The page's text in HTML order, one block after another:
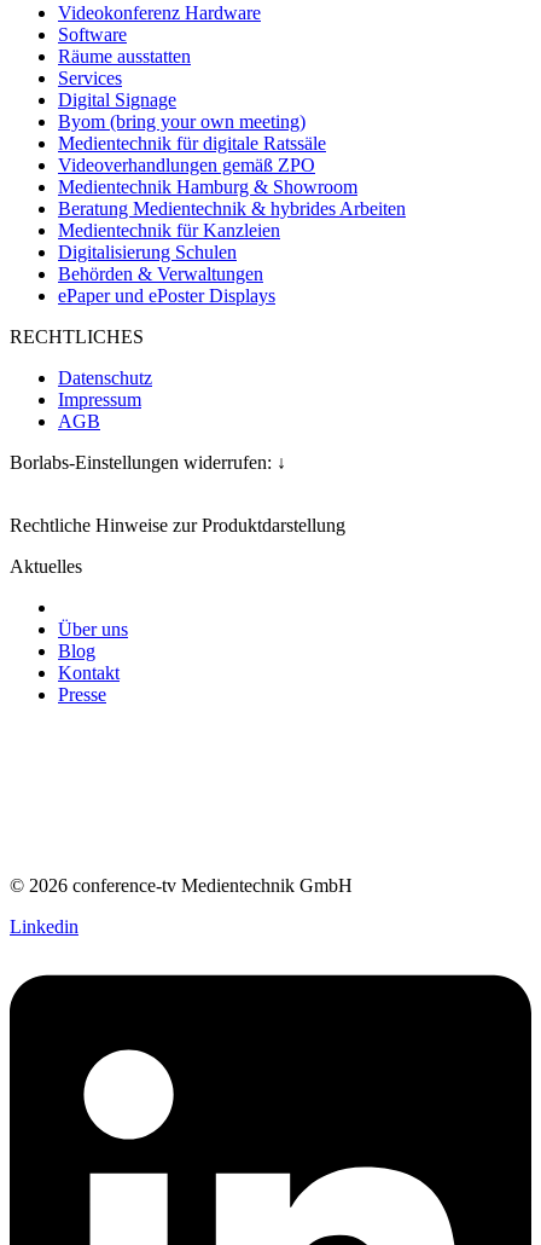
Videokonferenz Hardware
Software
Räume ausstatten
Services
Digital Signage
Byom (bring your own meeting)
Medientechnik für digitale Ratssäle
Videoverhandlungen gemäß ZPO
Medientechnik Hamburg & Showroom
Beratung Medientechnik & hybrides Arbeiten
Medientechnik für Kanzleien
Digitalisierung Schulen
Behörden & Verwaltungen
ePaper und ePoster Displays
RECHTLICHES
Datenschutz
Impressum
AGB
Borlabs-Einstellungen widerrufen: ↓
Rechtliche Hinweise zur Produktdarstellung
Aktuelles
Über uns
Blog
Kontakt
Presse
© 2026 conference-tv Medientechnik GmbH
Linkedin